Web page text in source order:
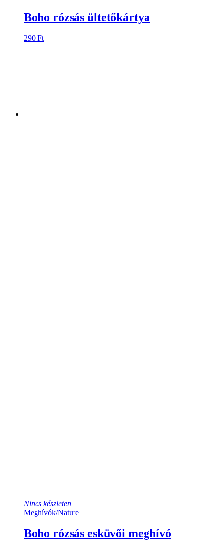
Boho rózsás ültetőkártya
290 Ft
Nincs készleten
Meghívók/Nature
Boho rózsás esküvői meghívó